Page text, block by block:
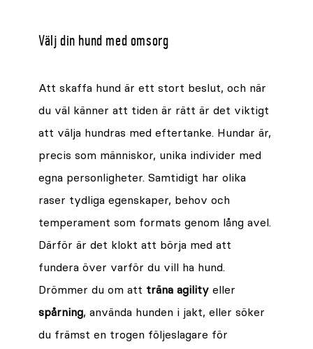
Välj din hund med omsorg
Att skaffa hund är ett stort beslut, och när
du väl känner att tiden är rätt är det viktigt
att välja hundras med eftertanke. Hundar är,
precis som människor, unika individer med
egna personligheter. Samtidigt har olika
raser tydliga egenskaper, behov och
temperament som formats genom lång avel.
Därför är det klokt att börja med att
fundera över varför du vill ha hund.
Drömmer du om att träna agility eller
spårning, använda hunden i jakt, eller söker
du främst en trogen följeslagare för